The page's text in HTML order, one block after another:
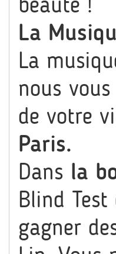
La
La
nous
de votre
Paris.
Dans la
Blind
gagner